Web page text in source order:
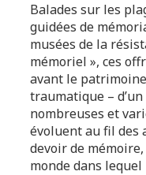
Balades sur les
guidées de
musées de la
mémoriel », ces
avant le
traumatique –
nombreuses et
évoluent au fil des
devoir de
monde dans lequel